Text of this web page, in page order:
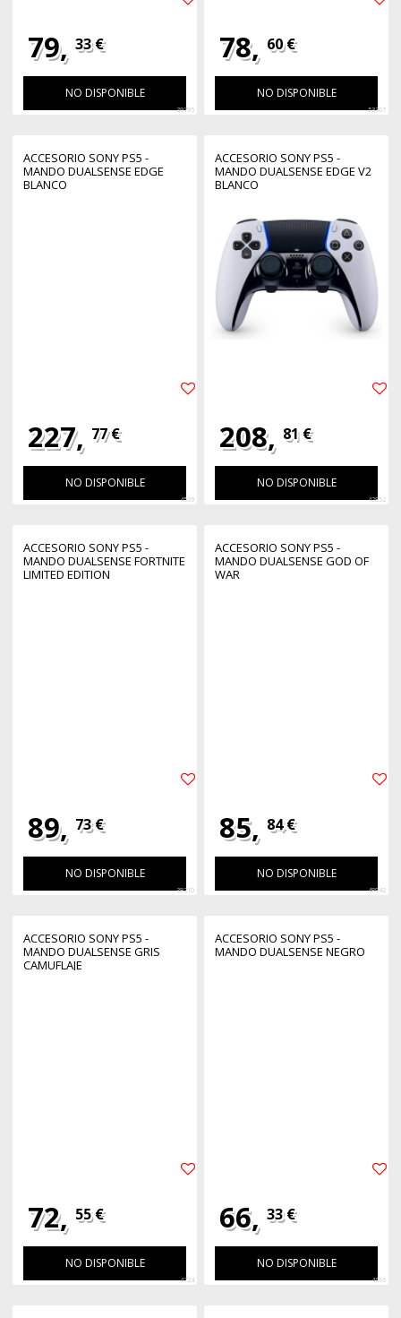
79, 33 €
NO DISPONIBLE
39795
78, 60 €
NO DISPONIBLE
53307
ACCESORIO SONY PS5 -
MANDO DUALSENSE EDGE
BLANCO
227, 77 €
NO DISPONIBLE
4569
ACCESORIO SONY PS5 -
MANDO DUALSENSE EDGE V2
BLANCO
208, 81 €
NO DISPONIBLE
42852
ACCESORIO SONY PS5 -
MANDO DUALSENSE FORTNITE
LIMITED EDITION
89, 73 €
NO DISPONIBLE
38210
ACCESORIO SONY PS5 -
MANDO DUALSENSE GOD OF
WAR
85, 84 €
NO DISPONIBLE
48942
ACCESORIO SONY PS5 -
MANDO DUALSENSE GRIS
CAMUFLAJE
72, 55 €
NO DISPONIBLE
4724
ACCESORIO SONY PS5 -
MANDO DUALSENSE NEGRO
66, 33 €
NO DISPONIBLE
4666